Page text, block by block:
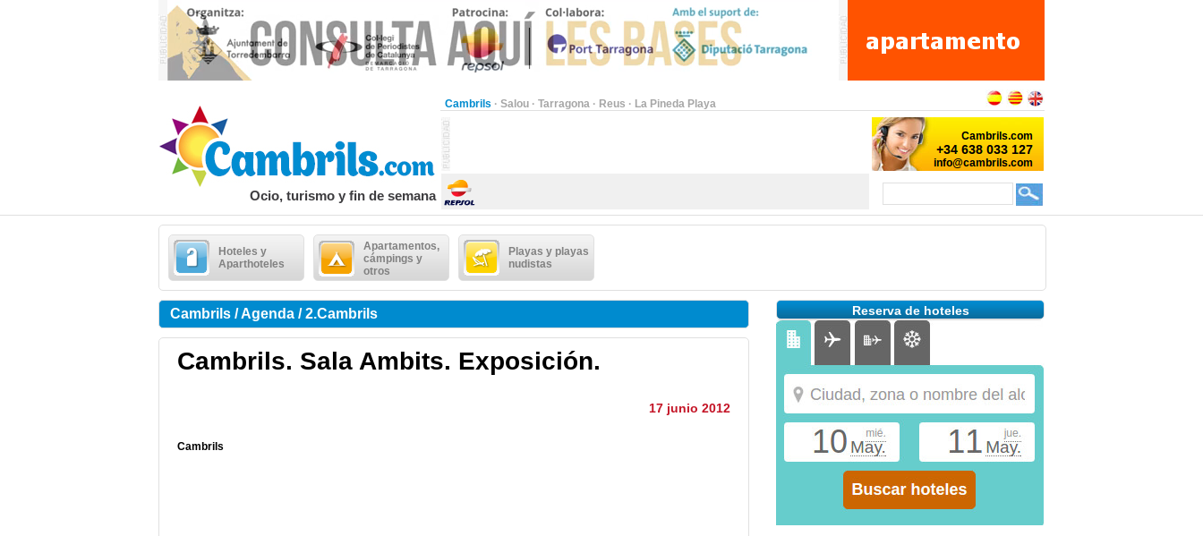
Cambrils · Salou · Tarragona · Reus · La Pineda Playa
Ocio, turismo y fin de semana
Hoteles y
Aparthoteles
Apartamentos,
cámpings y
otros
Playas y playas
nudistas
Cambrils / Agenda / 2.Cambrils
Cambrils. Sala Ambits. Exposición.
17 junio 2012
Cambrils
Reserva de hoteles